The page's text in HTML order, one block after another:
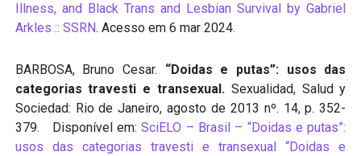
Illness, and Black Trans and Lesbian Survival by Gabriel
Arkles :: SSRN. Acesso em 6 mar 2024.
BARBOSA, Bruno Cesar. “Doidas e putas”: usos das
categorias travesti e transexual.Sexualidad, Salud y
Sociedad: Rio de Janeiro, agosto de 2013 nº. 14, p. 352-
379. Disponível em:SciELO – Brasil – “Doidas e putas”:
usos das categorias travesti e transexual “Doidas e